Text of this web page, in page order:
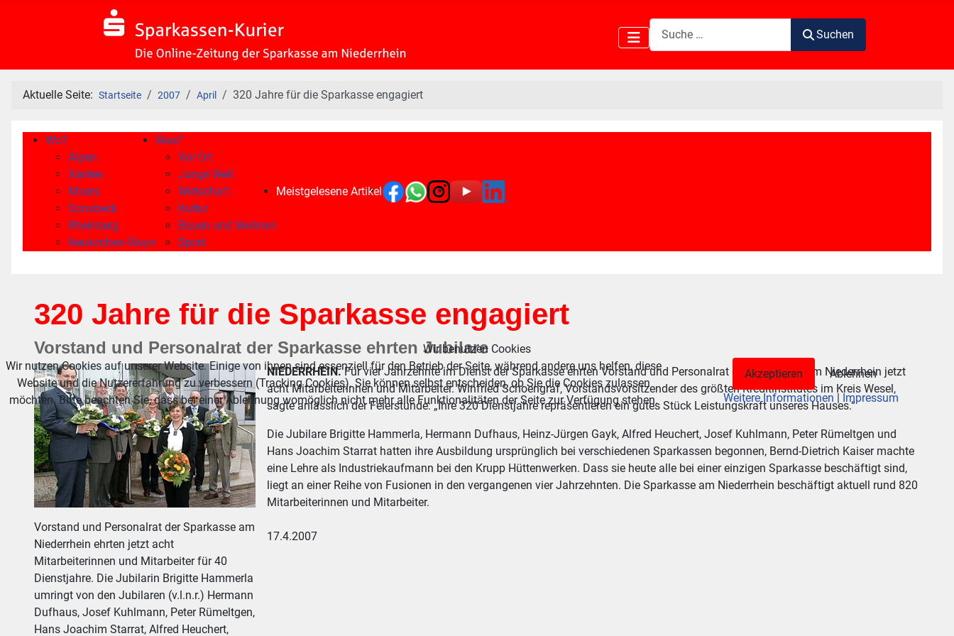
Suchen
Suchen
Aktuelle Seite: Startseite 2007 April 320 Jahre für die Sparkasse engagiert
Wo?
Alpen
Xanten
Moers
Sonsbeck
Rheinberg
Neukirchen-Vluyn
Was?
Vor Ort
Junge Welt
Wirtschaft
Kultur
Bauen und Wohnen
Sport
Meistgelesene Artikel
320 Jahre für die Sparkasse engagiert
Vorstand und Personalrat der Sparkasse ehrten Jubilare
Vorstand und Personalrat der Sparkasse am
Niederrhein ehrten jetzt acht
Mitarbeiterinnen und Mitarbeiter für 40
Dienstjahre. Die Jubilarin Brigitte Hammerla
umringt von den Jubilaren (v.l.n.r.) Hermann
Dufhaus, Josef Kuhlmann, Peter Rümeltgen,
Hans Joachim Starrat, Alfred Heuchert,
NIEDERRHEIN.Für vier Jahrzehnte im Dienst der Sparkasse ehrten Vorstand und Personalrat der Sparkasse am Niederrhein jetzt
acht Mitarbeiterinnen und Mitarbeiter. Winfried Schoengraf, Vorstandsvorsitzender des größten Kreditinstitutes im Kreis Wesel,
sagte anlässlich der Feierstunde: „Ihre 320 Dienstjahre repräsentieren ein gutes Stück Leistungskraft unseres Hauses.“
Die Jubilare Brigitte Hammerla, Hermann Dufhaus, Heinz-Jürgen Gayk, Alfred Heuchert, Josef Kuhlmann, Peter Rümeltgen und
Hans Joachim Starrat hatten ihre Ausbildung ursprünglich bei verschiedenen Sparkassen begonnen, Bernd-Dietrich Kaiser machte
eine Lehre als Industriekaufmann bei den Krupp Hüttenwerken. Dass sie heute alle bei einer einzigen Sparkasse beschäftigt sind,
liegt an einer Reihe von Fusionen in den vergangenen vier Jahrzehnten. Die Sparkasse am Niederrhein beschäftigt aktuell rund 820
Mitarbeiterinnen und Mitarbeiter.
17.4.2007
Wir benutzen Cookies
Wir nutzen Cookies auf unserer Website. Einige von ihnen sind essenziell für den Betrieb der Seite, während andere uns helfen, diese
Website und die Nutzererfahrung zu verbessern (Tracking Cookies). Sie können selbst entscheiden, ob Sie die Cookies zulassen
möchten. Bitte beachten Sie, dass bei einer Ablehnung womöglich nicht mehr alle Funktionalitäten der Seite zur Verfügung stehen.
Akzeptieren
Ablehnen
Weitere Informationen
Impressum